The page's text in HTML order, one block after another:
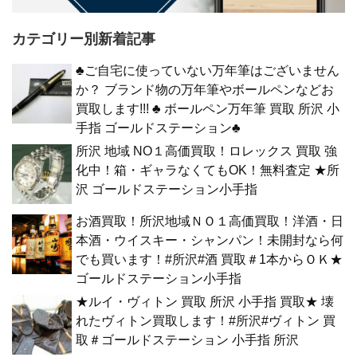
カテゴリー別新着記事
♣ご自宅に使っていない万年筆はございません
か？ ブランド物の万年筆やボールペンなどお
買取します!!! ♣ ボールペン万年筆 買取 所沢 小
手指 ゴールドステーション♣
所沢 地域 NO１高価買取！ロレックス 買取 強
化中！箱・ギャラなくてもOK！無料査定 ★所
沢 ゴールドステーション小手指
お酒買取！所沢地域ＮＯ１高価買取！洋酒・日
本酒・ウイスキー・シャンパン！未開封なら何
でも買います！#所沢#酒 買取＃1本からＯＫ★
ゴールドステーション小手指
★ルイ・ヴィトン 買取 所沢 小手指 買取★ 壊
れたヴィトン買取します！#所沢#ヴィトン 買
取＃ゴールドステーション 小手指 所沢